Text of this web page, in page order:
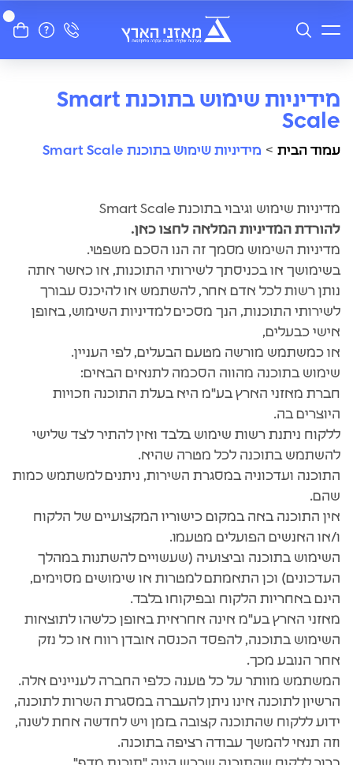
מידיניות שימוש בתוכנת Smart
Scale
עמוד הבית > מידיניות שימוש בתוכנת Smart Scale
מדיניות שימוש וגיבוי בתוכנת Smart Scale
להורדת המדיניות המלאה לחצו כאן.
מדיניות השימוש מסמך זה הנו הסכם משפטי.
בשימושך או בכניסתך לשירותי התוכנות, או כאשר אתה
נותן רשות לכל אדם אחר, להשתמש או להיכנס עבורך
לשירותי התוכנות, הנך מסכים למדיניות השימוש, באופן
אישי כבעלים,
או כמשתמש מורשה מטעם הבעלים, לפי העניין.
שימוש בתוכנה מהווה הסכמה לתנאים הבאים:
חברת מאזני הארץ בע"מ היא בעלת התוכנה וזכויות
היוצרים בה.
ללקוח ניתנת רשות שימוש בלבד ואין להתיר לצד שלישי
להשתמש בתוכנה לכל מטרה שהיא.
התוכנה ועדכוניה במסגרת השירות, ניתנים למשתמש כמות
שהם.
אין התוכנה באה במקום כישוריו המקצועיים של הלקוח
ו/או האנשים הפועלים מטעמו.
השימוש בתוכנה וביצועיה (שעשויים להשתנות במהלך
העדכונים) וכן התאמתם למטרות או שימושים מסוימים,
הינם באחריות הלקוח ובפיקוחו בלבד.
מאזני הארץ בע"מ אינה אחראית באופן כלשהו לתוצאות
השימוש בתוכנה, להפסד הכנסה אובדן רווח או כל נזק
אחר הנובע מכך.
המשתמש מוותר על כל טענה כלפי החברה לעניינים אלה.
הרשיון לתוכנה אינו ניתן להעברה במסגרת השרות לתוכנה,
ידוע ללקוח שהתוכנה קצובה בזמן ויש לחדשה אחת לשנה,
וזה תנאי להמשך עבודה רציפה בתוכנה.